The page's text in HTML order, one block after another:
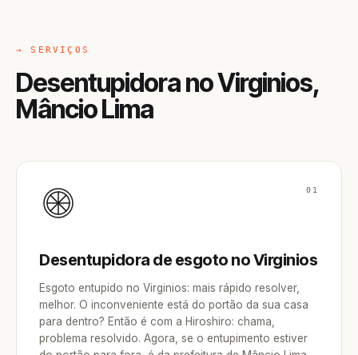
→ SERVIÇOS
Desentupidora no Virginios,
Mâncio Lima
01
Desentupidora de esgoto no Virginios
Esgoto entupido no Virginios: mais rápido resolver,
melhor. O inconveniente está do portão da sua casa
para dentro? Então é com a Hiroshiro: chama,
problema resolvido. Agora, se o entupimento estiver